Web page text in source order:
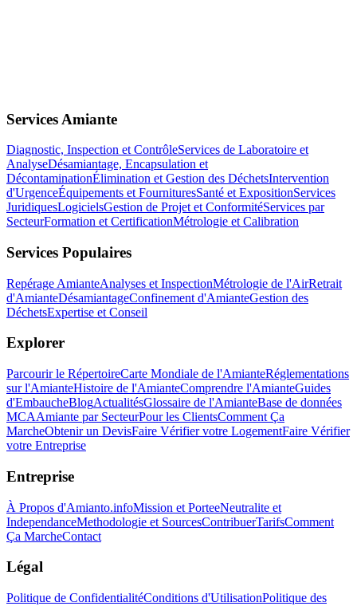
Services Amiante
Diagnostic, Inspection et ContrôleServices de Laboratoire et
AnalyseDésamiantage, Encapsulation et
DécontaminationÉlimination et Gestion des DéchetsIntervention
d'UrgenceÉquipements et FournituresSanté et ExpositionServices
JuridiquesLogicielsGestion de Projet et ConformitéServices par
SecteurFormation et CertificationMétrologie et Calibration
Services Populaires
Repérage AmianteAnalyses et InspectionMétrologie de l'AirRetrait
d'AmianteDésamiantageConfinement d'AmianteGestion des
DéchetsExpertise et Conseil
Explorer
Parcourir le RépertoireCarte Mondiale de l'AmianteRéglementations
sur l'AmianteHistoire de l'AmianteComprendre l'AmianteGuides
d'EmbaucheBlogActualitésGlossaire de l'AmianteBase de données
MCAAmiante par SecteurPour les ClientsComment Ça
MarcheObtenir un DevisFaire Vérifier votre LogementFaire Vérifier
votre Entreprise
Entreprise
À Propos d'Amianto.infoMission et PorteeNeutralite et
IndependanceMethodologie et SourcesContribuerTarifsComment
Ça MarcheContact
Légal
Politique de ConfidentialitéConditions d'UtilisationPolitique des